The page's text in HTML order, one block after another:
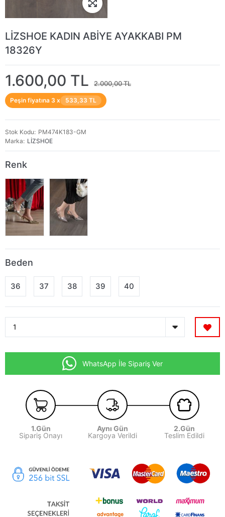
LİZSHOE KADIN ABİYE AYAKKABI PM
18326Y
1.600,00 TL 2.000,00 TL
Peşin fiyatına 3 x 533,33 TL
Stok Kodu
PM474K183-GM
Marka
LİZSHOE
Renk
Beden
36 37 38 39 40
WhatsApp İle Sipariş Ver
1.Gün
Sipariş Onayı
Aynı Gün
Kargoya Verildi
2.Gün
Teslim Edildi